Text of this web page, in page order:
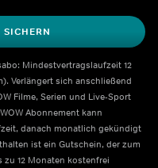
Mindestvertragslaufzeit 12
Verlängert sich anschließend
Filme, Serien und Live-Sport
Abonnement kann
danach monatlich gekündigt
ist ein Gutschein, der zum
12 Monaten kostenfrei